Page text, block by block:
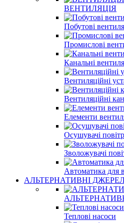
ВЕНТИЛЯЦІЯ
Побутові
Промислові
Канальні
Вентиляційні
Вентиляційні
Елементи
Осушувачі
Зволожувачі
Автоматика для
АЛЬТЕРНАТИВНІ
Теплові насоси